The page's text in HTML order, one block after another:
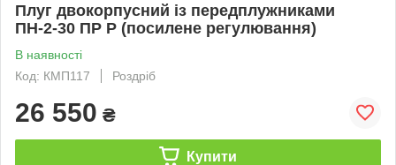
Плуг двокорпусний із передплужниками
ПН-2-30 ПР Р (посилене регулювання)
В наявності
Код: КМП117
Роздріб
26 550 ₴
Купити